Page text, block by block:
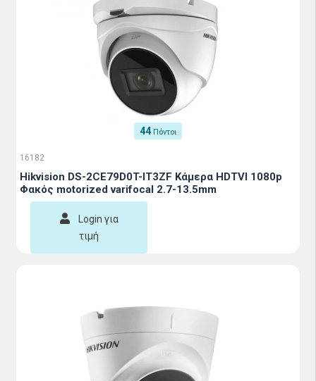
44 Πόντοι
16182
Hikvision DS-2CE79D0T-IT3ZF Κάμερα HDTVI 1080p
Φακός motorized varifocal 2.7-13.5mm
Login για
τιμή